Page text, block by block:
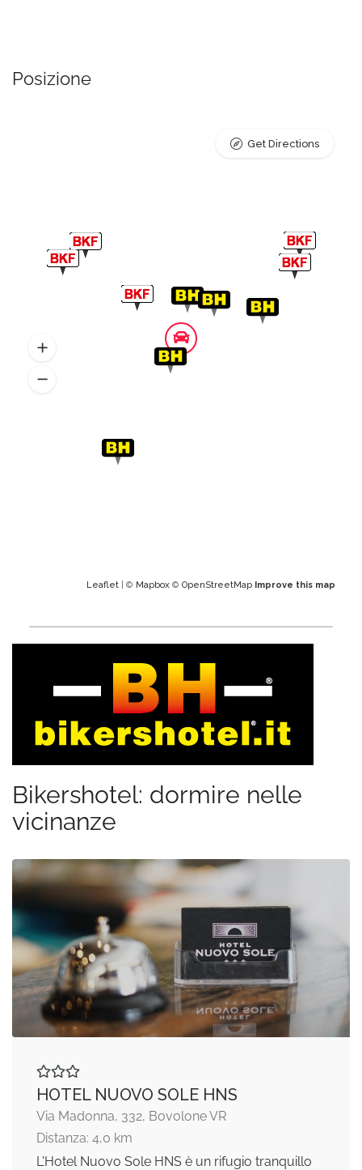
Posizione
Leaflet | © Mapbox © OpenStreetMap Improve this map
Get Directions
Bikershotel: dormire nelle
vicinanze
HOTEL NUOVO SOLE HNS
Via Madonna, 332, Bovolone VR
Distanza: 4,0 km
L'Hotel Nuovo Sole HNS è un rifugio tranquillo